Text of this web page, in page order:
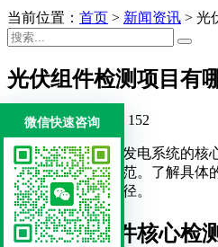
当前位置： 首页 > 新闻资讯 > 光
光伏组件检测项目有
2026-06-23 浏览量: 152
光伏组件作为光伏发电系统的
标准及电力行业规范。了解具
第三方认证实施路径。
一、光伏组件核心检
微信快速咨询